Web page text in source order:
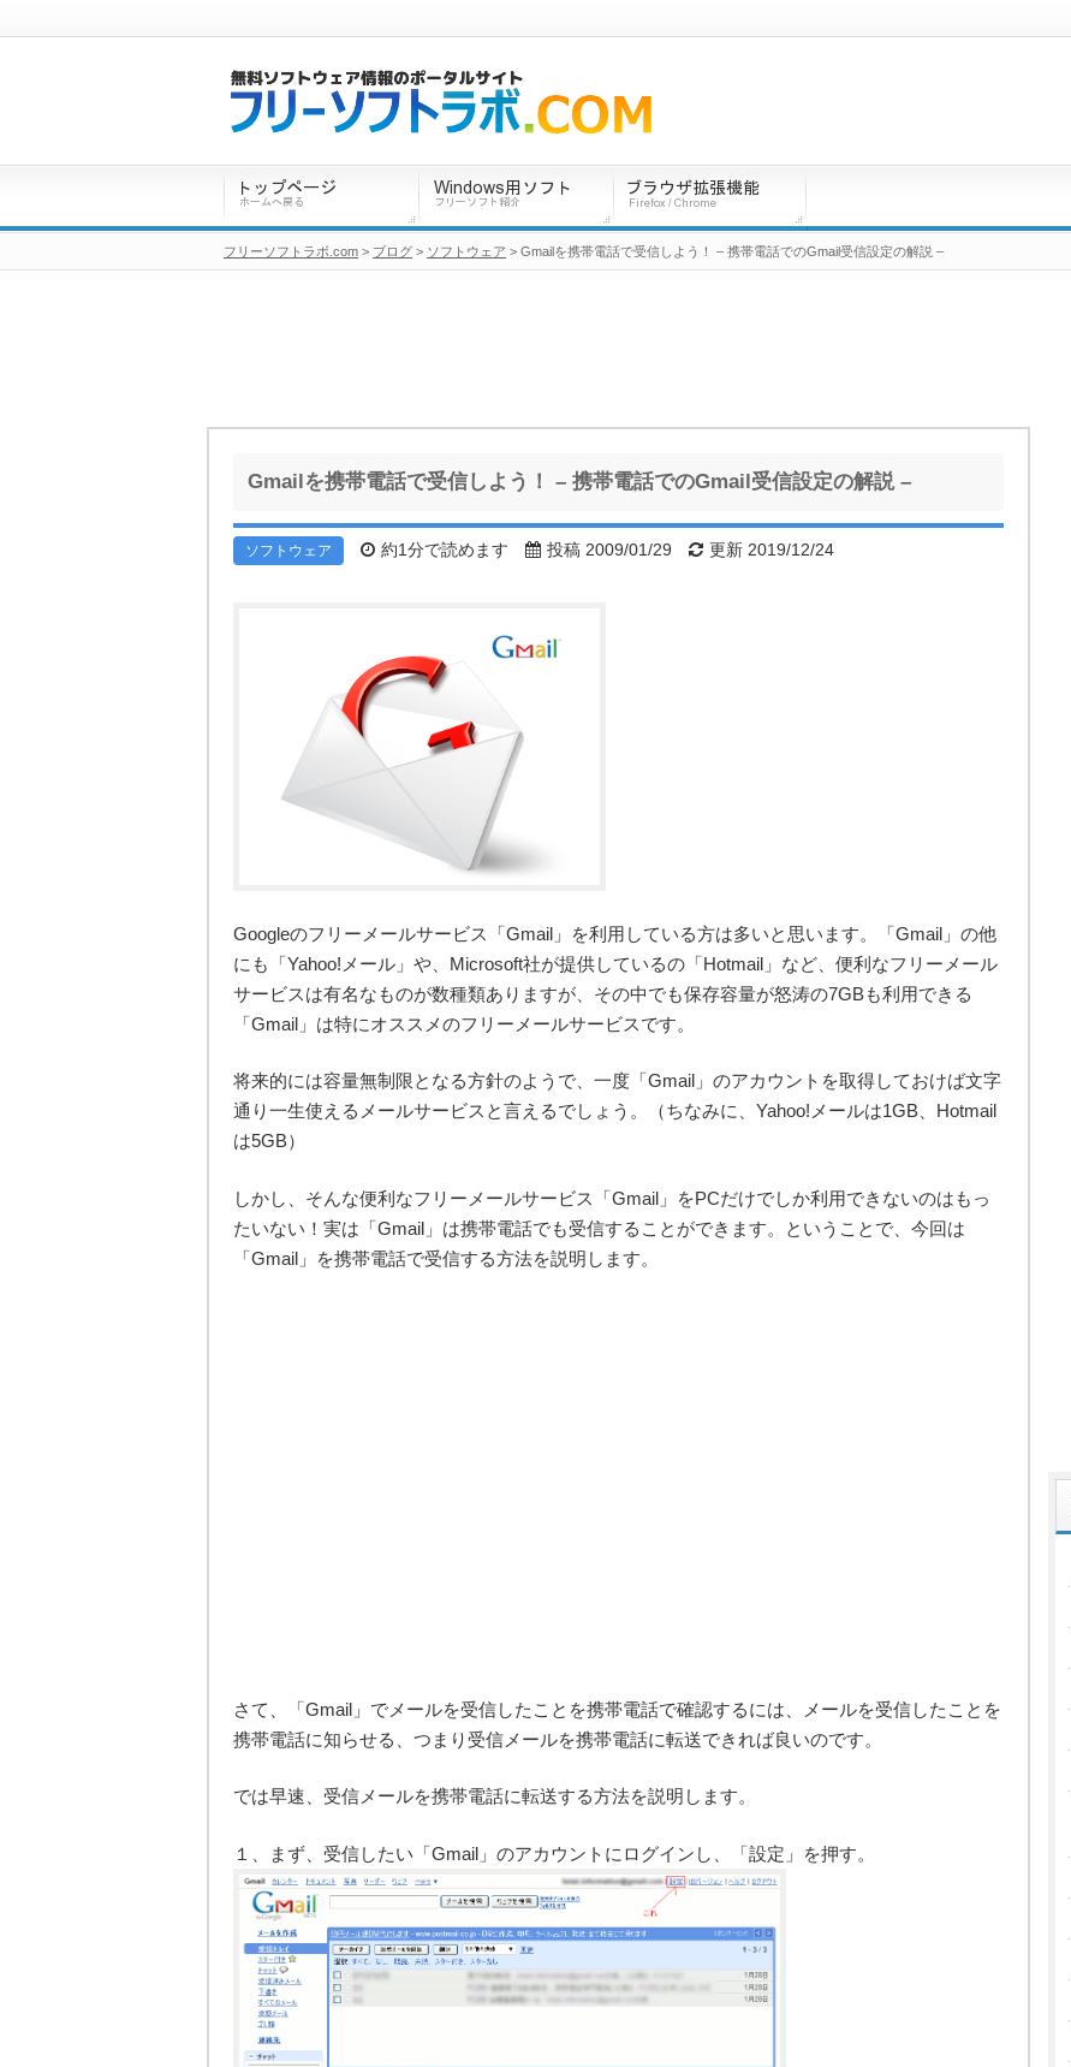
Gmailを携帯電話で受信しよう！ – 携帯電話でのGmail受信設定の解説 –
ソフトウェア 約1分で読めます 投稿 2009/01/29 更新 2019/12/24
Googleのフリーメールサービス「Gmail」を利用している方は多いと思います。「Gmail」の他
にも「Yahoo!メール」や、Microsoft社が提供しているの「Hotmail」など、便利なフリーメール
サービスは有名なものが数種類ありますが、その中でも保存容量が怒涛の7GBも利用できる
「Gmail」は特にオススメのフリーメールサービスです。
将来的には容量無制限となる方針のようで、一度「Gmail」のアカウントを取得しておけば文字
通り一生使えるメールサービスと言えるでしょう。（ちなみに、Yahoo!メールは1GB、Hotmail
は5GB）
しかし、そんな便利なフリーメールサービス「Gmail」をPCだけでしか利用できないのはもっ
たいない！実は「Gmail」は携帯電話でも受信することができます。ということで、今回は
「Gmail」を携帯電話で受信する方法を説明します。
さて、「Gmail」でメールを受信したことを携帯電話で確認するには、メールを受信したことを
携帯電話に知らせる、つまり受信メールを携帯電話に転送できれば良いのです。
では早速、受信メールを携帯電話に転送する方法を説明します。
１、まず、受信したい「Gmail」のアカウントにログインし、「設定」を押す。
フリーソフトラボ.com > ブログ > ソフトウェア > Gmailを携帯電話で受信しよう！ – 携帯電話でのGmail受信設定の解説 –